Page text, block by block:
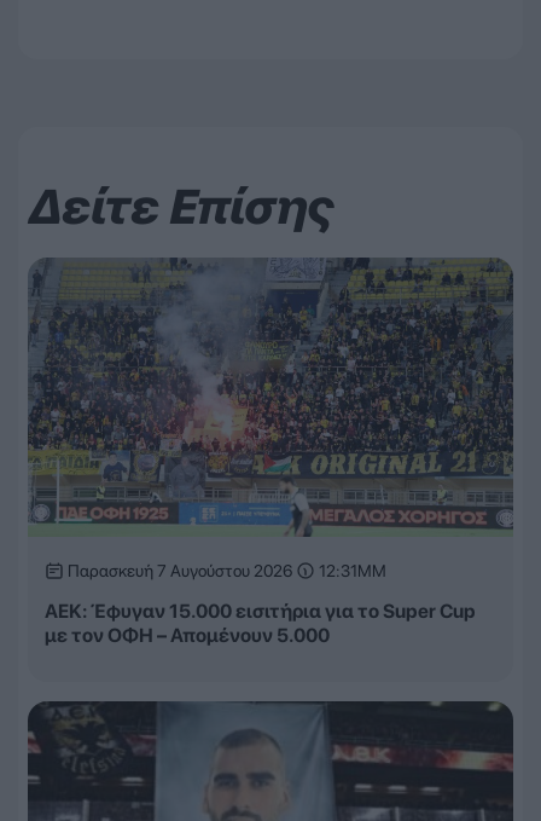
Δείτε Επίσης
Παρασκευή 7 Αυγούστου 2026 12:31ΜΜ
ΑΕΚ: Έφυγαν 15.000 εισιτήρια για το Super Cup
με τον ΟΦΗ – Απομένουν 5.000